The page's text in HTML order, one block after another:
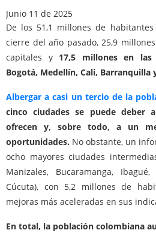
Junio 11 de 2025
De los 51,1 millones de
cierre del año pasado, 25,9
capitales y 17,5 millones en las
Bogotá, Medellín, Cali, Barranquilla
Albergar a casi un tercio de la
cinco ciudades se puede deber
ofrecen y, sobre todo, a un
oportunidades. No obstante, un
ocho mayores ciudades
Manizales, Bucaramanga,
Cúcuta), con 5,2 millones de
mejoras más aceleradas en sus
En total, la población colombiana